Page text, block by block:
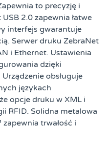
to precyzję i
2.0 zapewnia łatwe
interfejs gwarantuje
Serwer druku ZebraNet
i Ethernet. Ustawienia
dzięki
obsługuje
językach
opcje druku w XML i
RFID. Solidna metalowa
trwałość i